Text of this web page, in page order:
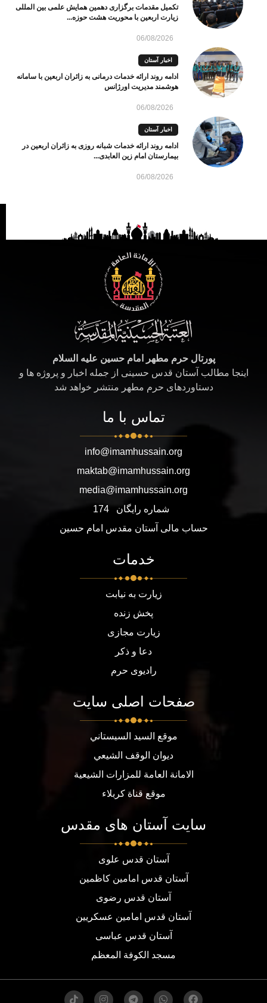
تکمیل مقدمات برگزاری دهمین همایش علمی بین المللی
زیارت اربعین با محوریت هشت حوزه...
06/08/2026
اخبار آستان
ادامه روند ارائه خدمات درمانی به زائران اربعین با سامانه
هوشمند مدیریت اورژانس
06/08/2026
اخبار آستان
ادامه روند ارائه خدمات شبانه روزی به زائران اربعین در
بیمارستان امام زین العابدی...
06/08/2026
پورتال حرم مطهر امام حسین علیه السلام
اینجا مطالب آستان قدس حسینی از جمله اخبار و پروژه ها و
دستاوردهای حرم مطهر منتشر خواهد شد
تماس با ما
info@imamhussain.org
maktab@imamhussain.org
media@imamhussain.org
شماره رایگان
174
حساب مالی آستان مقدس امام حسین
خدمات
زیارت به نیابت
پخش زنده
زیارت مجازی
دعا و ذکر
رادیوی حرم
صفحات اصلی سایت
موقع السيد السيستاني
ديوان الوقف الشيعي
الامانة العامة للمزارات الشيعية
موقع قناة كربلاء
سایت آستان های مقدس
آستان قدس علوی
آستان قدس امامین کاظمین
آستان قدس رضوی
آستان قدس امامین عسکریین
آستان قدس عباسی
مسجد الكوفة المعظم